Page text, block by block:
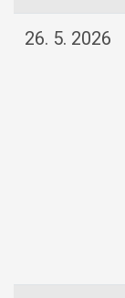
26. 5. 2026